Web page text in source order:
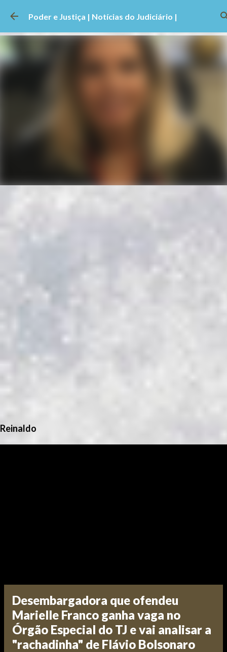
Pular para o conteúdo principal
Poder e Justiça | Notícias do Judiciário |
Reinaldo
Desembargadora que ofendeu
Marielle Franco ganha vaga no
Órgão Especial do TJ e vai analisar a
"rachadinha" de Flávio Bolsonaro